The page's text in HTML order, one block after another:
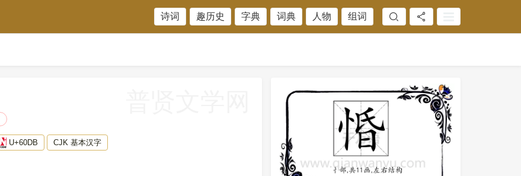
诗词 趣历史 字典 词典 人物 组词
U+60DB CJK 基本汉字